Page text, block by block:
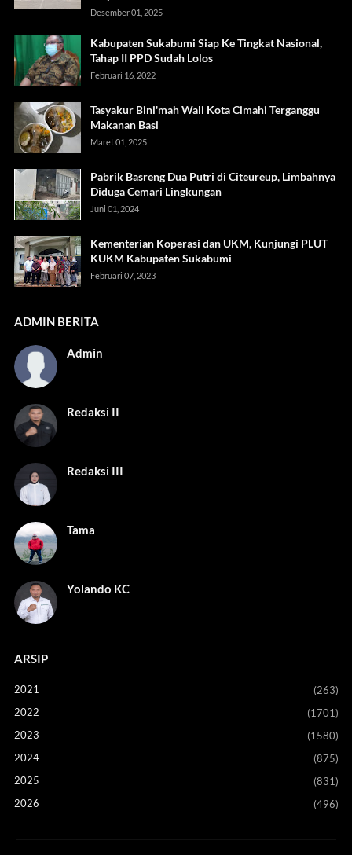
Desember 01, 2025
Kabupaten Sukabumi Siap Ke Tingkat Nasional,
Tahap II PPD Sudah Lolos
Februari 16, 2022
Tasyakur Bini'mah Wali Kota Cimahi Terganggu
Makanan Basi
Maret 01, 2025
Pabrik Basreng Dua Putri di Citeureup, Limbahnya
Diduga Cemari Lingkungan
Juni 01, 2024
Kementerian Koperasi dan UKM, Kunjungi PLUT
KUKM Kabupaten Sukabumi
Februari 07, 2023
ADMIN BERITA
Admin
Redaksi II
Redaksi III
Tama
Yolando KC
ARSIP
2021
(263)
2022
(1701)
2023
(1580)
2024
(875)
2025
(831)
2026
(496)